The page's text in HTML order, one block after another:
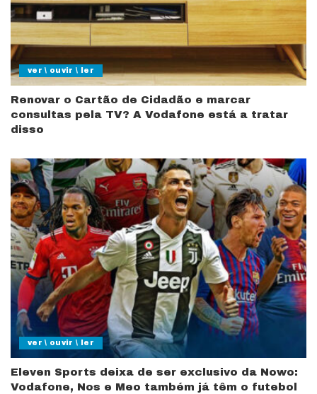
ver \ ouvir \ ler
Renovar o Cartão de Cidadão e marcar
consultas pela TV? A Vodafone está a tratar
disso
ver \ ouvir \ ler
Eleven Sports deixa de ser exclusivo da Nowo:
Vodafone, Nos e Meo também já têm o futebol